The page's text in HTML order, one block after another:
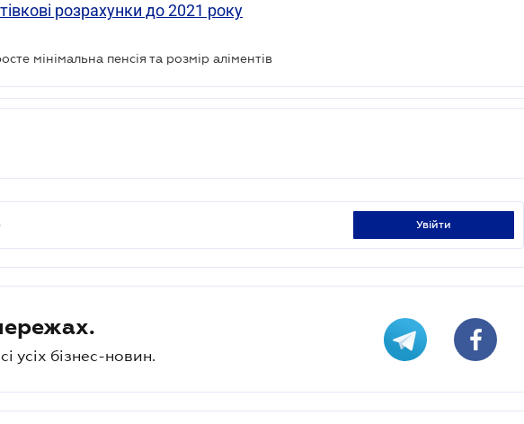
розрахунки до 2021 року
мінімальна пенсія та розмір аліментів
увійти
усіх бізнес-новин.